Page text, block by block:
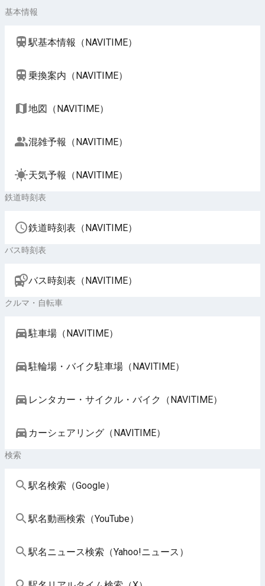
基本情報
駅基本情報（NAVITIME）
乗換案内（NAVITIME）
地図（NAVITIME）
混雑予報（NAVITIME）
天気予報（NAVITIME）
鉄道時刻表
鉄道時刻表（NAVITIME）
バス時刻表
バス時刻表（NAVITIME）
クルマ・自転車
駐車場（NAVITIME）
駐輪場・バイク駐車場（NAVITIME）
レンタカー・サイクル・バイク（NAVITIME）
カーシェアリング（NAVITIME）
検索
駅名検索（Google）
駅名動画検索（YouTube）
駅名ニュース検索（Yahoo!ニュース）